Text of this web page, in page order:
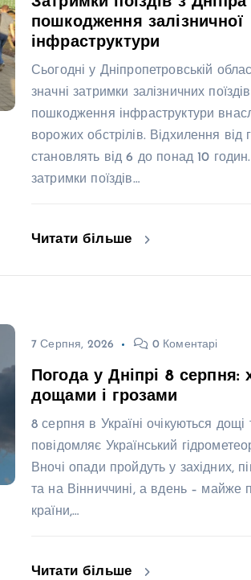
пошкодження залізничної
інфраструктури
Сьогодні у Дніпропетровській
значні затримки залізничних
пошкодження інфраструктури
ворожих обстрілів. Відхилення від
становлять від 6 до понад 10
затримки поїздів…
Читати більше
7 Серпня, 2026 0 Коментарі
Погода у Дніпрі 8 серпня:
дощами і грозами
8 серпня в Україні очікуються дощі
повідомляє Український
Вночі опади пройдуть у західних,
та на Вінниччині, а вдень – майже
країни,…
Читати більше